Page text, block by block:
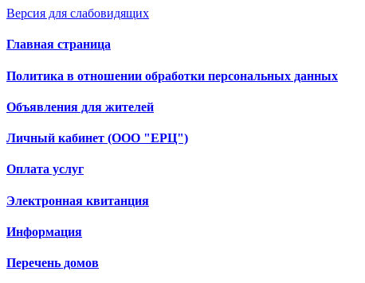
Версия для слабовидящих
Главная страница
Политика в отношении обработки персональных данных
Объявления для жителей
Личный кабинет (ООО "ЕРЦ")
Оплата услуг
Электронная квитанция
Информация
Перечень домов